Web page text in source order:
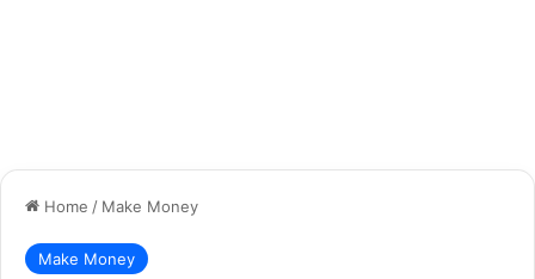
Home / Make Money
Make Money